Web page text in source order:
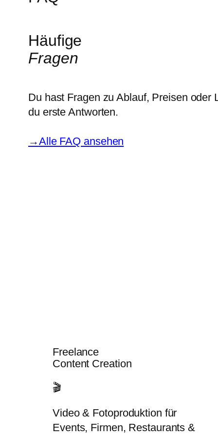
Häufige
Fragen
Du hast Fragen zu Ablauf, Preisen oder
du erste Antworten.
→Alle FAQ ansehen
Freelance
Content Creation
🎬
Video & Fotoproduktion für
Events, Firmen, Restaurants &